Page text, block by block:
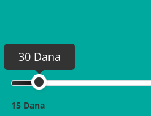
30 Dana
15 Dana